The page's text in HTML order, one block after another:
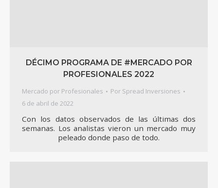
DÉCIMO PROGRAMA DE #MERCADO POR
PROFESIONALES 2022
Mercado por Profesionales Por Spread Inversiones
6 de abril de 2022
Con los datos observados de las últimas dos
semanas. Los analistas vieron un mercado muy
peleado donde paso de todo.